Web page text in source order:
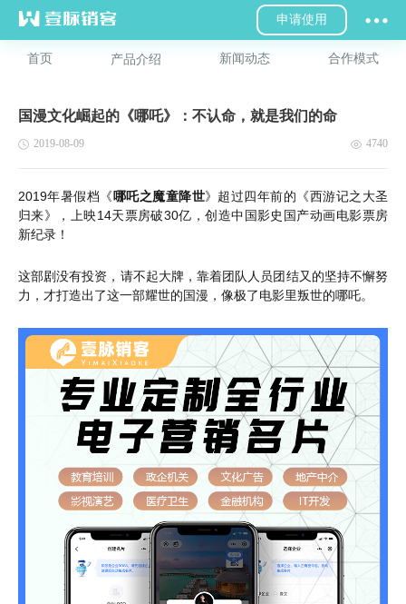
申请使用
首页 产品介绍 新闻动态 合作模式
国漫文化崛起的《哪吒》：不认命，就是我们的命
2019-08-09 4740
2019年暑假档《 哪吒之魔童降世》超过四年前的《西游记之大圣
归来》，上映14天票房破30亿，创造中国影史国产动画电影票房
新纪录！
这部剧没有投资，请不起大牌，靠着团队人员团结又的坚持不懈努
力，才打造出了这一部耀世的国漫，像极了电影里叛世的哪吒。